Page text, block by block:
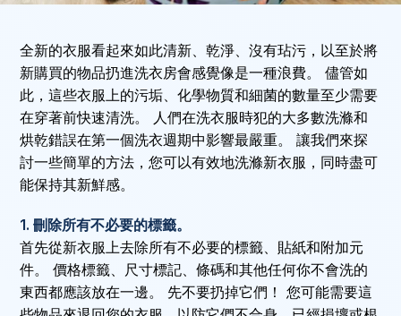
全新的衣服看起來如此清新、乾淨、沒有玷污，以至於將
新購買的物品扔進洗衣房會感覺像是一種浪費。 儘管如
此，這些衣服上的污垢、化學物質和細菌的數量至少需要
在穿著前快速清洗。 人們在洗衣服時犯的大多數洗滌和
烘乾錯誤在第一個洗衣週期中影響最嚴重。 讓我們來探
討一些簡單的方法，您可以有效地洗滌新衣服，同時盡可
能保持其新鮮感。
1. 刪除所有不必要的標籤。
首先從新衣服上去除所有不必要的標籤、貼紙和附加元
件。 價格標籤、尺寸標記、條碼和其他任何你不會洗的
東西都應該放在一邊。 先不要扔掉它們！ 您可能需要這